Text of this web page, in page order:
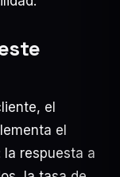
el
el
respuesta a